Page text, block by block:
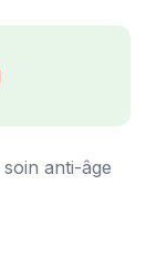
anti-âge